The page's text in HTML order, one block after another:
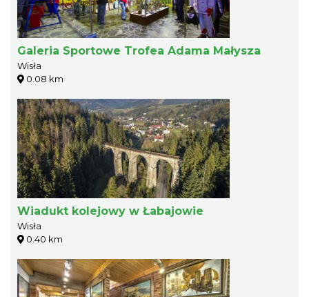
Galeria Sportowe Trofea Adama Małysza
Wisła
0.08 km
Wiadukt kolejowy w Łabajowie
Wisła
0.40 km